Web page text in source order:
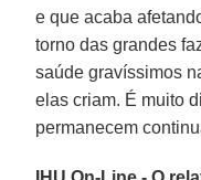
e que acaba
torno das grandes
saúde gravíssimos
elas criam. É muito
permanecem